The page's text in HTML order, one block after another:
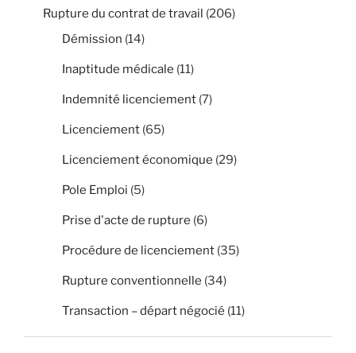
Rupture du contrat de travail (206)
Démission (14)
Inaptitude médicale (11)
Indemnité licenciement (7)
Licenciement (65)
Licenciement économique (29)
Pole Emploi (5)
Prise d'acte de rupture (6)
Procédure de licenciement (35)
Rupture conventionnelle (34)
Transaction – départ négocié (11)